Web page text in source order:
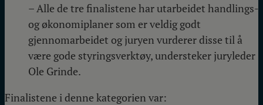
– Alle de tre finalistene har utarbeidet handlings-
og økonomiplaner som er veldig godt
gjennomarbeidet og juryen vurderer disse til å
være gode styringsverktøy, understeker juryleder
Ole Grinde.
Finalistene i denne kategorien var: